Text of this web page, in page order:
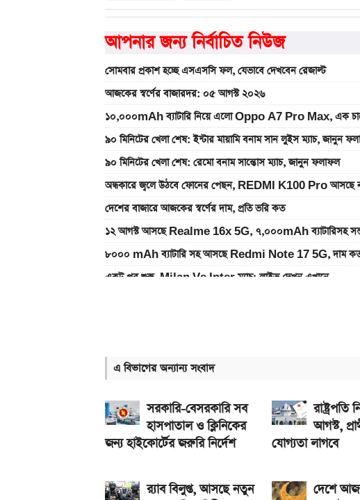
আপনার জন্য নির্বাচিত নিউজ
সোমবার প্রকাশ হচ্ছে এসএসসি ফল, যেভাবে দেখবেন রেজাল্ট
আজকের স্বর্ণের বাজারদর: ০৫ আগস্ট ২০২৬
১০,০০০mAh ব্যাটারি নিয়ে এলো Oppo A7 Pro Max, এক
৯০ মিনিটের খেলা শেষ: ইন্টার মায়ামি বনাম সান লুইস ম্যাচ, জানুন
৯০ মিনিটের খেলা শেষ: রেমো বনাম সান্তোস ম্যাচ, জানুন ফলাফল
অন্ধকারে জ্বলে উঠবে ফোনের পেছন, REDMI K100 Pro আসছে
দেশের বাজারে আজকের স্বর্ণের দাম, প্রতি ভরি কত
১২ আগস্ট আসছে Realme 16x 5G, ৭,০০০mAh ব্যাটারিসহ
৮০০০ mAh ব্যাটারি সহ আসছে Redmi Note 17 5G, দাম
একটু পর শুরু, Milan Vs Inter ম্যাচ; লাইভ দেখুন এখানে
আজকের সকল দেশের টাকার রেট: ০৫ আগস্ট ২০২৬
এ বিভাগের অন্যান্য সংবাদ
সরকারি-বেসরকারি সব
হাসপাতাল ও ক্লিনিকের
জন্য হাইকোর্টের জরুরি নির্দেশ
রাষ্ট্রপতি
আগস্ট,
যোগ্যতা লাগবে
র‍্যাব বিলুপ্ত, আসছে নতুন
দেশে